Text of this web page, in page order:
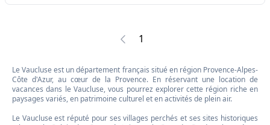
1
Le Vaucluse est un département français situé en région Provence-Alpes-
Côte d'Azur, au cœur de la Provence. En réservant une location de
vacances dans le Vaucluse, vous pourrez explorer cette région riche en
paysages variés, en patrimoine culturel et en activités de plein air.
Le Vaucluse est réputé pour ses villages perchés et ses sites historiques